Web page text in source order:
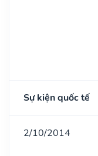
Sự kiện quốc tế
2/10/2014